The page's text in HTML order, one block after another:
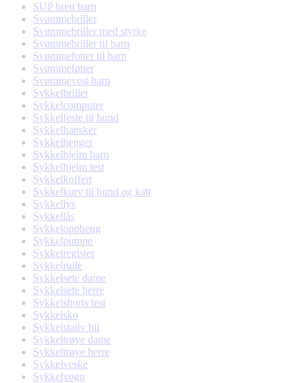
SUP brett barn
Svømmebriller
Svømmebriller med styrke
Svømmebriller til barn
Svømmefotter til barn
Svømmeføtter
Svømmevest barn
Sykkelbriller
Sykkelcomputer
Sykkelfeste til hund
Sykkelhansker
Sykkelhenger
Sykkelhjelm barn
Sykkelhjelm test
Sykkelkoffert
Sykkelkurv til hund og katt
Sykkellys
Sykkellås
Sykkeloppheng
Sykkelpumpe
Sykkelregister
Sykkelrulle
Sykkelsete dame
Sykkelsete herre
Sykkelshorts test
Sykkelsko
Sykkelstativ bil
Sykkeltrøye dame
Sykkeltrøye herre
Sykkelveske
Sykkelvogn